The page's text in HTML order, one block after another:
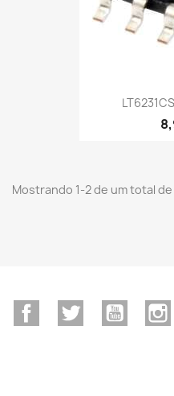
Mostrando 1-2 de um total
FacebookTwitter YouTube